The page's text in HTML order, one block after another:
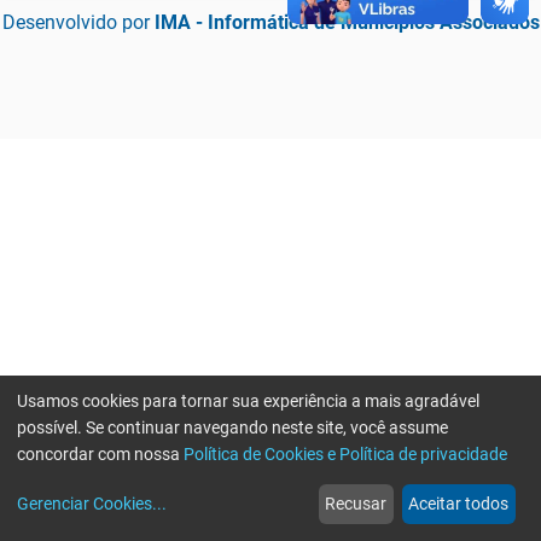
Desenvolvido por IMA - Informática de Municípios Associados
web
Notícias
more_horiz
Mais
Usamos cookies para tornar sua experiência a mais agradável
possível. Se continuar navegando neste site, você assume
concordar com nossa Política de Cookies e Política de privacidade
Gerenciar Cookies... Recusar Aceitar todos
Erro ao enviar informações, por favor tente novamente